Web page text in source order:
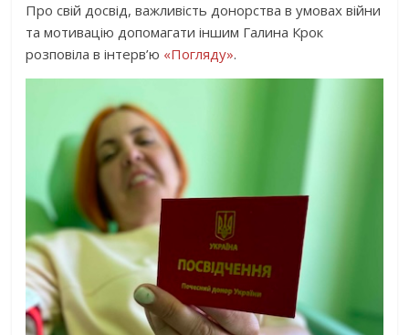
Про свій досвід, важливість донорства в умовах війни
та мотивацію допомагати іншим Галина Крок
розповіла в інтерв’ю «Погляду».